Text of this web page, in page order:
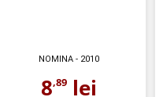
NOMINA- 2010
8,89lei